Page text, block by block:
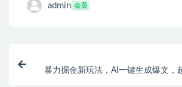
admin 会员
暴力掘金新玩法，AI一键生成爆文，